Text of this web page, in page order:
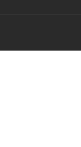
このコンテンツは